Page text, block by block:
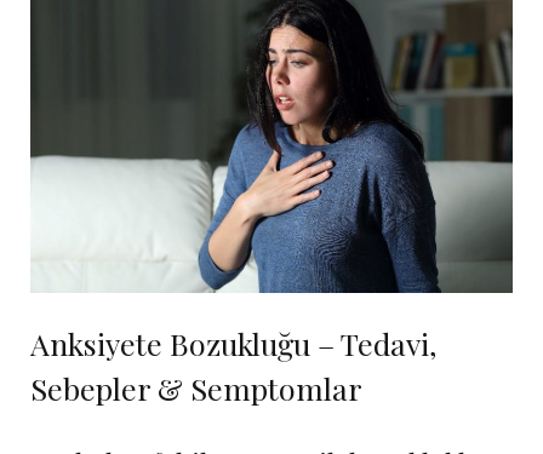
Anksiyete Bozukluğu – Tedavi,
Sebepler & Semptomlar